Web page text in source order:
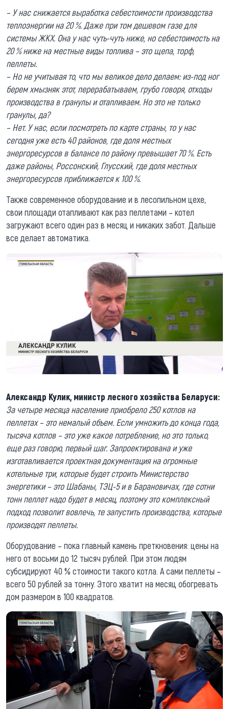
– У нас снижается выработка себестоимости производства
теплоэнергии на 20 %. Даже при том дешевом газе для
системы ЖКХ. Она у нас чуть-чуть ниже, но себестоимость на
20 % ниже на местные виды топлива – это щепа, торф,
пеллеты.
– Но не учитывая то, что мы великое дело делаем: из-под ног
берем хмызняк этот, перерабатываем, грубо говоря, отходы
производства в гранулы и отапливаем. Но это не только
гранулы, да?
– Нет. У нас, если посмотреть по карте страны, то у нас
сегодня уже есть 40 районов, где доля местных
энергоресурсов в балансе по району превышает 70 %. Есть
даже районы, Россонский, Глусский, где доля местных
энергоресурсов приближается к 100 %.
Также современное оборудование и в лесопильном цехе,
свои площади отапливают как раз пеллетами – котел
загружают всего один раз в месяц и никаких забот. Дальше
все делает автоматика.
Александр Кулик, министр лесного хозяйства Беларуси:
За четыре месяца население приобрело 250 котлов на
пеллетах – это немалый объем. Если умножить до конца года,
тысяча котлов – это уже какое потребление, но это только,
еще раз говорю, первый шаг. Запроектирована и уже
изготавливается проектная документация на огромные
котельные три, которые будет строить Министерство
энергетики – это Шабаны, ТЭЦ-5 и в Барановичах, где сотни
тонн пеллет надо будет в месяц, поэтому это комплексный
подход позволит вовлечь, те запустить производства, которые
производят пеллеты.
Оборудование – пока главный камень преткновения: цены на
него от восьми до 12 тысяч рублей. При этом людям
субсидируют 40 % стоимости такого котла. А сами пеллеты –
всего 50 рублей за тонну. Этого хватит на месяц обогревать
дом размером в 100 квадратов.